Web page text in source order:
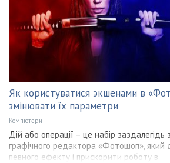
Як користуватися экшенами в
змінювати їх параметри
Компютери
Дій або операції – це набір
графічного редактора «Фотошоп», який
певного ефекту і прискорити роботу в